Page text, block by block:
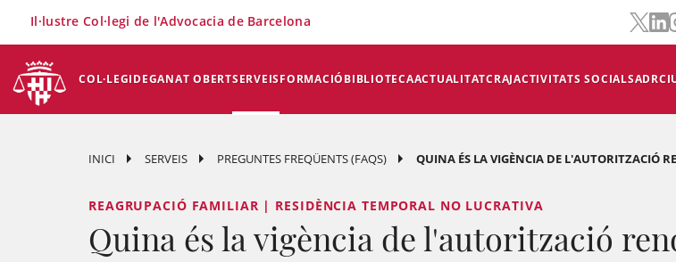
COL·LEGIDEGANAT OBERTSERVEISFORMACIÓBIBLIOTECAACTUALITATCRAJACTIVITATS SOCIALSADR
Il·lustre Col·legi de l'Advocacia de Barcelona
INICI SERVEIS PREGUNTES FREQÜENTS (FAQS) QUINA ÉS LA VIGÈNCIA DE L'AUTORITZACIÓ
REAGRUPACIÓ FAMILIAR | RESIDÈNCIA TEMPORAL NO LUCRATIVA
Quina és la vigència de l'autorització